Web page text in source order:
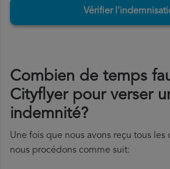
Vérifier
Combien de temps
Cityflyer pour verser
indemnité?
Une fois que nous avons reçu tous les
nous procédons comme suit: